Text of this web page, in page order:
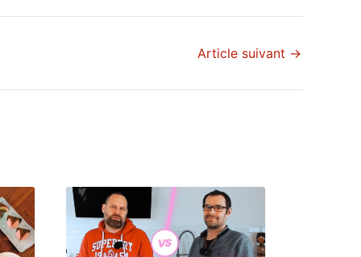
Article suivant →